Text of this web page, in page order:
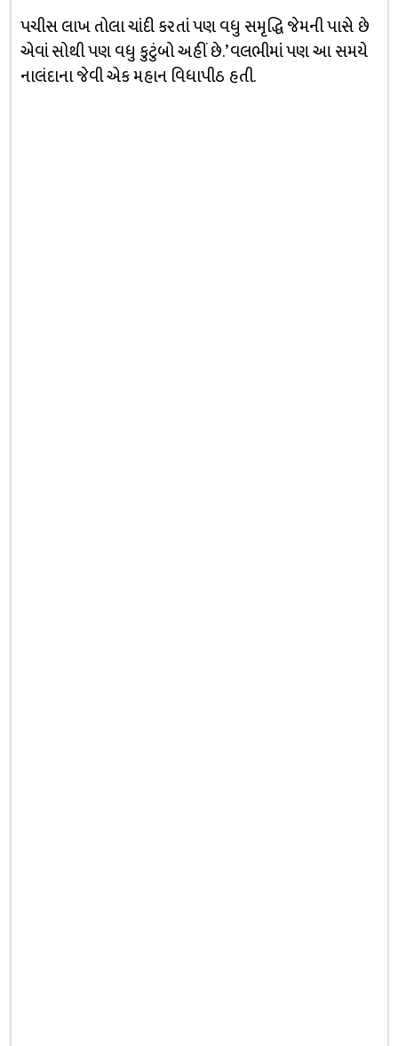
પચીસ લાખ તોલા ચાંદી કરતાં પણ વધુ સમૃદ્ધિ જેમની પાસે છે
એવાં સોથી પણ વધુ કુટુંબો અહીં છે.’ વલભીમાં પણ આ સમયે
નાલંદાના જેવી એક મહાન વિધાપીઠ હતી.